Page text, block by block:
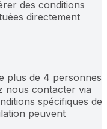
des conditions
directement
plus de 4 personnes
nous contacter via
spécifiques de
peuvent